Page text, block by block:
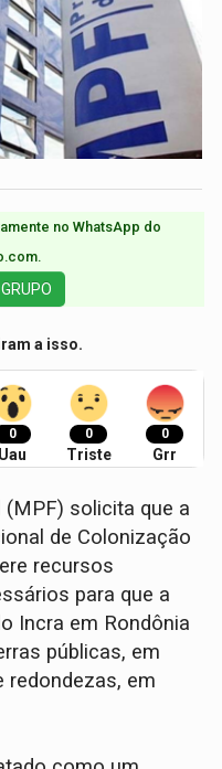
no WhatsApp do
a isso.
0
Uau
0
Triste
0
Grr
solicita que a
de Colonização
recursos
para que a
Incra em Rondônia
públicas, em
redondezas, em